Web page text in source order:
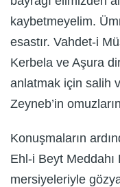
kaybetmeyelim.
esastır. Vahdet-i
Kerbela ve Aşura
anlatmak için salih
Zeyneb’in
Konuşmaların
Ehl-i Beyt Meddahı
mersiyeleriyle